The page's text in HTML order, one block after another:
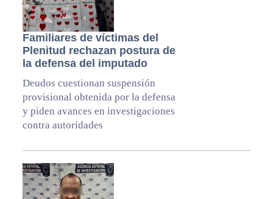
Familiares de víctimas del
Plenitud rechazan postura de
la defensa del imputado
Deudos cuestionan suspensión
provisional obtenida por la defensa
y piden avances en investigaciones
contra autoridades